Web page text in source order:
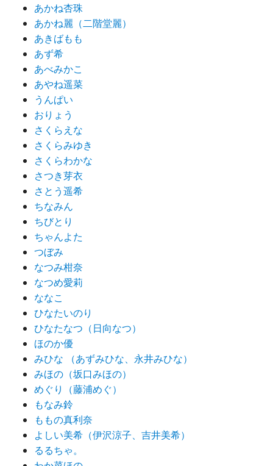
あかね杏珠
あかね麗（二階堂麗）
あきばもも
あず希
あべみかこ
あやね遥菜
うんぱい
おりょう
さくらえな
さくらみゆき
さくらわかな
さつき芽衣
さとう遥希
ちなみん
ちびとり
ちゃんよた
つぼみ
なつみ柑奈
なつめ愛莉
ななこ
ひなたいのり
ひなたなつ（日向なつ）
ほのか優
みひな （あずみひな、永井みひな）
みほの（坂口みほの）
めぐり（藤浦めぐ）
もなみ鈴
ももの真利奈
よしい美希（伊沢涼子、吉井美希）
るるちゃ。